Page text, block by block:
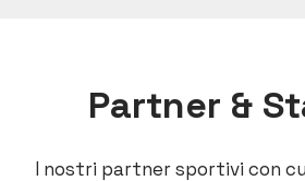
Partner &
I nostri partner sportivi con